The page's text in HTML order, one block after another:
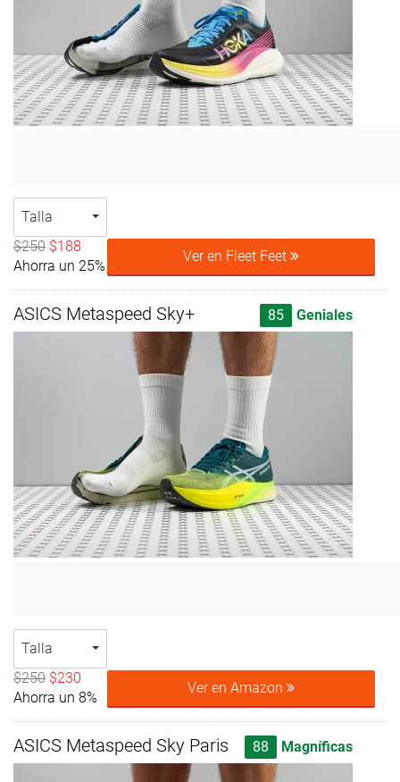
Talla
$250 $188
Ahorra un 25%
Ver en Fleet Feet
ASICS Metaspeed Sky+ 85 Geniales
Talla
$250 $230
Ahorra un 8%
Ver en Amazon
ASICS Metaspeed Sky Paris 88 Magníficas